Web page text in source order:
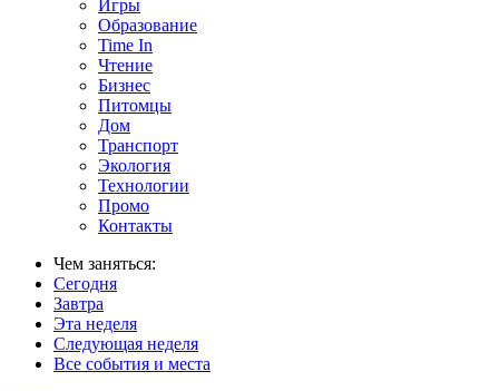
Игры
Образование
Time In
Чтение
Бизнес
Питомцы
Дом
Транспорт
Экология
Технологии
Промо
Контакты
Чем заняться:
Сегодня
Завтра
Эта неделя
Следующая неделя
Все события и места